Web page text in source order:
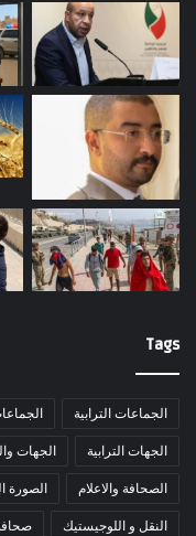
Tags
الجماعات الترابية
الجهات الترابية الجهات
الصحافة والاعلام الصورة
النقل و اللوجيستيك